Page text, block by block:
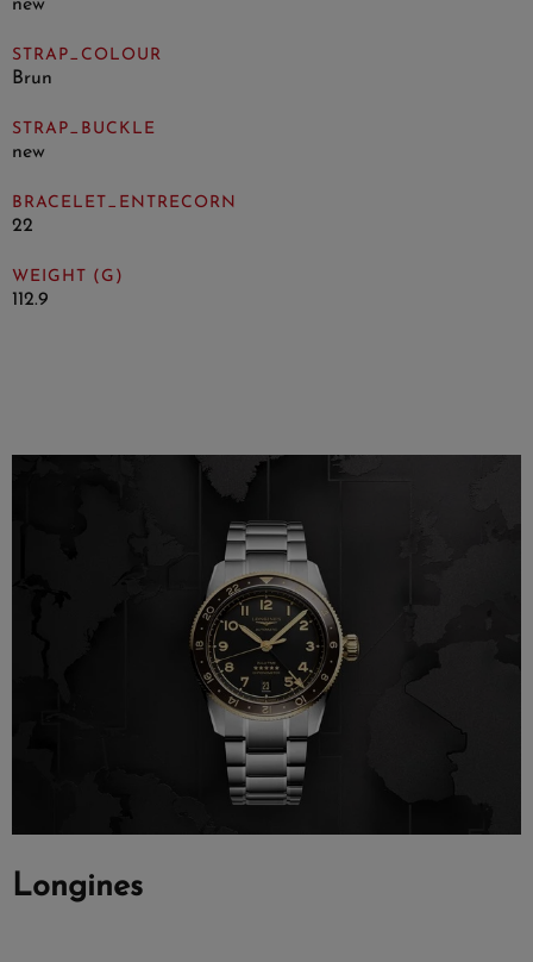
new
STRAP_COLOUR
Brun
STRAP_BUCKLE
new
BRACELET_ENTRECORN
22
WEIGHT (G)
112.9
Longines